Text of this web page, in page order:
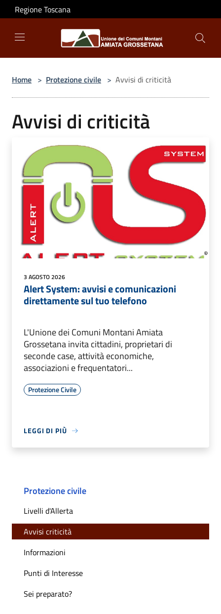
Salta al contenuto principale
Regione Toscana
Home > Protezione civile > Avvisi di criticità
Avvisi di criticità
3 AGOSTO 2026
Alert System: avvisi e comunicazioni
direttamente sul tuo telefono
L'Unione dei Comuni Montani Amiata
Grossetana invita cittadini, proprietari di
seconde case, attività economiche,
associazioni e frequentatori...
Protezione Civile
LEGGI DI PIÙ
Protezione civile
Livelli d'Allerta
Avvisi criticità
Informazioni
Punti di Interesse
Sei preparato?